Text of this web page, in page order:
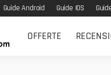
Guide Android Guide IOS
OFFERTE